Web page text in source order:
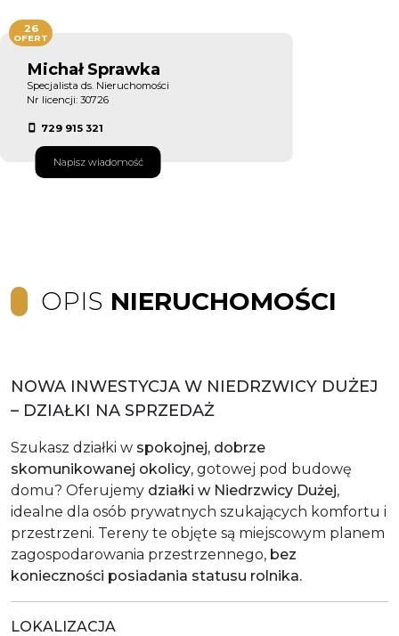
Michał Sprawka
Specjalista ds. Nieruchomości
Nr licencji: 30726
729 915 321
Napisz wiadomość
26
OFERT
OPIS NIERUCHOMOŚCI
NOWA INWESTYCJA W NIEDRZWICY DUŻEJ
– DZIAŁKI NA SPRZEDAŻ
Szukasz działki w spokojnej, dobrze
skomunikowanej okolicy, gotowej pod budowę
domu? Oferujemy działki w Niedrzwicy Dużej,
idealne dla osób prywatnych szukających komfortu i
przestrzeni. Tereny te objęte są miejscowym planem
zagospodarowania przestrzennego, bez
konieczności posiadania statusu rolnika.
LOKALIZACJA